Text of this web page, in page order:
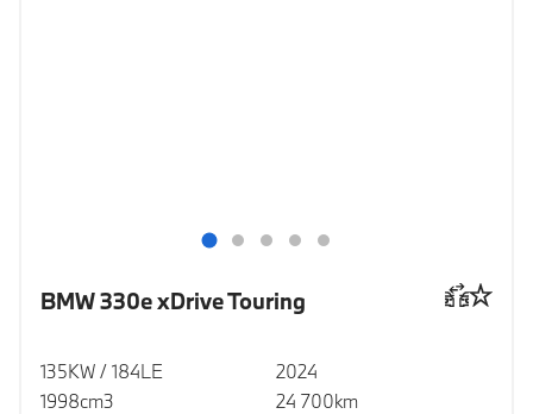
BMW 330e xDrive Touring
135KW / 184LE
1998cm3
2024
24 700km